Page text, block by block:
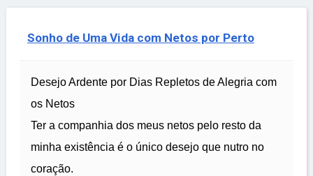
Sonho de Uma Vida com Netos por Perto
Desejo Ardente por Dias Repletos de Alegria com
os Netos
Ter a companhia dos meus netos pelo resto da
minha existência é o único desejo que nutro no
coração.